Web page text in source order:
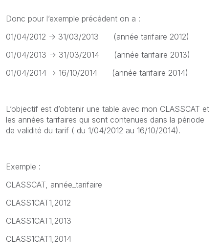
Donc pour l’exemple précédent on a :
01/04/2012 -> 31/03/2013 (année tarifaire 2012)
01/04/2013 -> 31/03/2014 (année tarifaire 2013)
01/04/2014 -> 16/10/2014 (année tarifaire 2014)
L’objectif est d’obtenir une table avec mon CLASSCAT et
les années tarifaires qui sont contenues dans la période
de validité du tarif ( du 1/04/2012 au 16/10/2014).
Exemple :
CLASSCAT, année_tarifaire
CLASS1CAT1,2012
CLASS1CAT1,2013
CLASS1CAT1,2014